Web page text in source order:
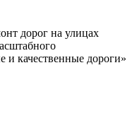
дорог на улицах
и качественные дороги»